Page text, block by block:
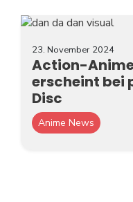
23. November 2024
Action-Anime
erscheint bei
Disc
Anime News